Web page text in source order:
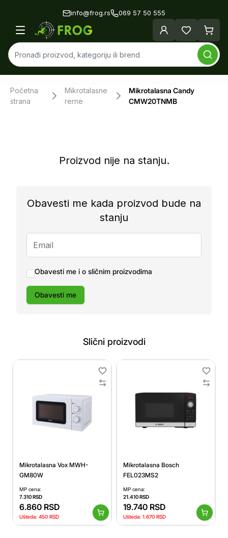
info@frog.rs 069 57 50 555
Početna
strana
Mikrotalasne
rerne
Mikrotalasna Candy
CMW20TNMB
Proizvod nije na stanju.
Obavesti me kada proizvod bude na
stanju
Obavesti me i o sličnim proizvodima
Obavesti me
Slični proizvodi
Mikrotalasna Vox MWH-
GM80W
MP cena:
7.310RSD
6.860 RSD
Ušteda: 450 RSD
Mikrotalasna Bosch
FEL023MS2
MP cena:
21.410RSD
19.740 RSD
Ušteda: 1.670 RSD